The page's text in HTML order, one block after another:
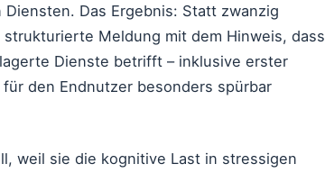
Das Ergebnis: Statt zwanzig
Meldung mit dem Hinweis, dass
Dienste betrifft – inklusive erster
den Endnutzer besonders spürbar
weil sie die kognitive Last in stressigen